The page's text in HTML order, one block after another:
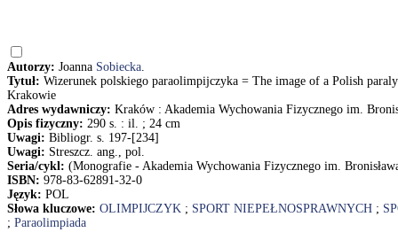
Autorzy: Joanna Sobiecka.
Tytuł: Wizerunek polskiego paraolimpijczyka = The image of a Polish
Krakowie
Adres wydawniczy: Kraków : Akademia Wychowania Fizycznego im.
Opis fizyczny: 290 s. : il. ; 24 cm
Uwagi: Bibliogr. s. 197-[234]
Uwagi: Streszcz. ang., pol.
Seria/cykl: (Monografie - Akademia Wychowania Fizycznego im.
ISBN: 978-83-62891-32-0
Język: POL
Słowa kluczowe: OLIMPIJCZYK ; SPORT NIEPEŁNOSPRAWNYCH ;
; Paraolimpiada